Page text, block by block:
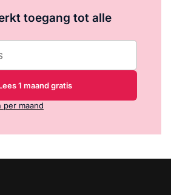
toegang tot alle
1 maand gratis
per maand